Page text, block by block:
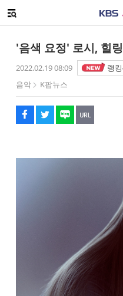
메뉴 열기
'음색 요정' 로시, 힐
2022.02.19 08:09
랭
음악
K팝뉴스
페이스북
트위터
네이버
URL복사
글씨 작게보기
글씨 크게보기